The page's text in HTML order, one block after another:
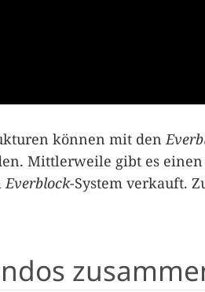
können mit den
Mittlerweile gibt es
Everblock-System verkauft.